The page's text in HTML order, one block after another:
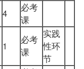
4
必考
课
1
必考
课
实践
性环
节